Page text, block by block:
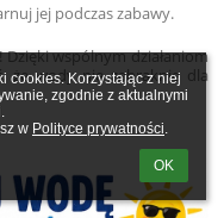
cookies. Korzystając z niej
zgodnie z aktualnymi
w Polityce prywatności.
OK
jej podczas zabawy.
wspólnym działaniom
że wody nie zabraknie dla